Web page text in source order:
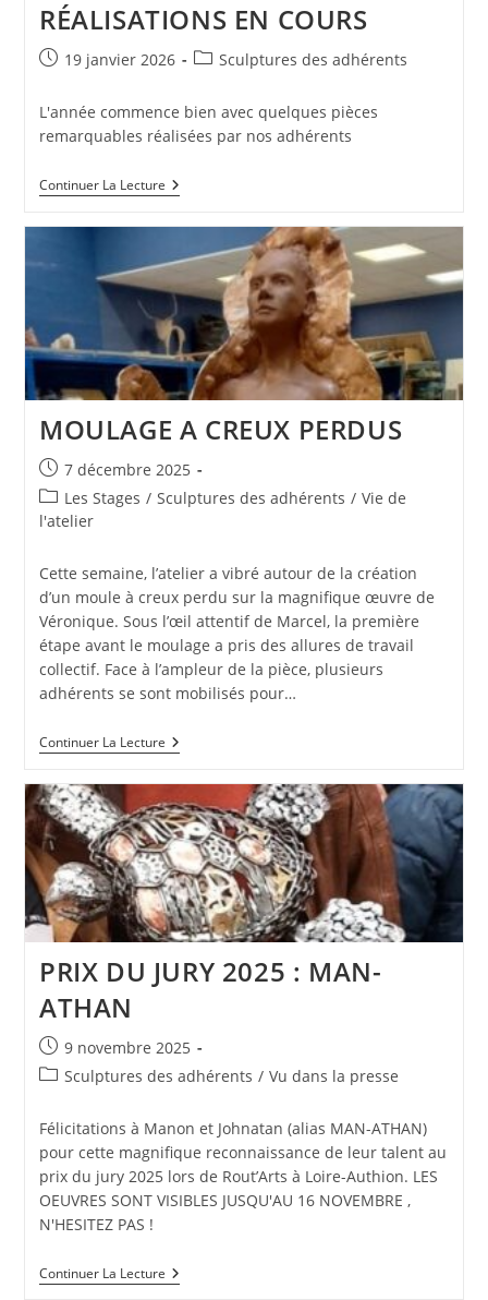
RÉALISATIONS EN COURS
Publication
19 janvier 2026
PostSculptures des adhérents
L'année commence bien avec quelques pièces
remarquables réalisées par nos adhérents
Continuer La LectureRÉALISATIONS
EN
MOULAGE A CREUX PERDUS
Publication
publiée :
7 décembre 2025
Post
category:
Les Stages / Sculptures des adhérents / Vie de
l'atelier
Cette semaine, l’atelier a vibré autour de la création
d’un moule à creux perdu sur la magnifique œuvre de
Véronique. Sous l’œil attentif de Marcel, la première
étape avant le moulage a pris des allures de travail
collectif. Face à l’ampleur de la pièce, plusieurs
adhérents se sont mobilisés pour…
Continuer La LectureMOULAGE
A
PERDUS
PRIX DU JURY 2025 : MAN-
ATHAN
Publication
publiée :
9 novembre 2025
PostSculptures des adhérents / Vu dans la presse
Félicitations à Manon et Johnatan (alias MAN-ATHAN)
pour cette magnifique reconnaissance de leur talent au
prix du jury 2025 lors de Rout’Arts à Loire-Authion. LES
OEUVRES SONT VISIBLES JUSQU'AU 16 NOVEMBRE ,
N'HESITEZ PAS !
Continuer La LecturePRIX
DU